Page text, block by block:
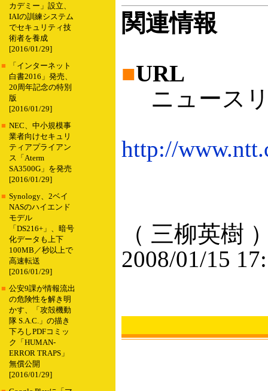
カデミー」設立、
IAIの訓練システム
でセキュリティ技
術者を養成
[2016/01/29]
■
「インターネット
白書2016」発売、
20周年記念の特別
版
[2016/01/29]
■ NEC、中小規模事
業者向けセキュリ
ティアプライアン
ス「Aterm
SA3500G」を発売
[2016/01/29]
■ Synology、2ベイ
NASのハイエンド
モデル
「DS216+」、暗号
化データも上下
100MB／秒以上で
高速転送
[2016/01/29]
■ 公安9課が情報流出
の危険性を解き明
かす、「攻殻機動
隊 S.A.C.」の描き
下ろしPDFコミッ
ク「HUMAN-
ERROR TRAPS」
無償公開
[2016/01/29]
関連情報
■URL
ニュース
http://
（ 三柳英樹
2008/01/15